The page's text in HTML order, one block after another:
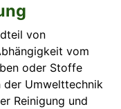
von
vom
oder Stoffe
der Umwelttechnik
Reinigung und